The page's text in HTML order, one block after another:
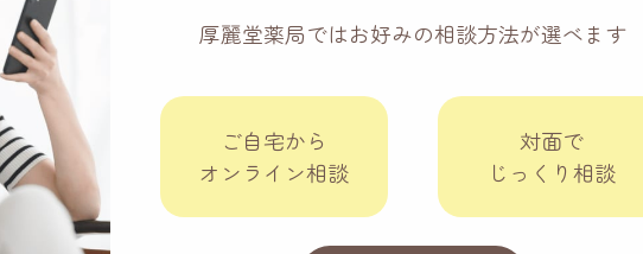
厚麗堂薬局ではお好みの相談方法が選べます
ご自宅から
オンライン相談
対面で
じっくり相談